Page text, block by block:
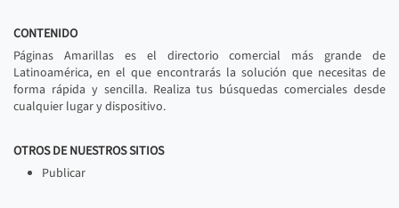
CONTENIDO
Páginas Amarillas es el directorio comercial más grande de
Latinoamérica, en el que encontrarás la solución que necesitas de
forma rápida y sencilla. Realiza tus búsquedas comerciales desde
cualquier lugar y dispositivo.
OTROS DE NUESTROS SITIOS
Publicar